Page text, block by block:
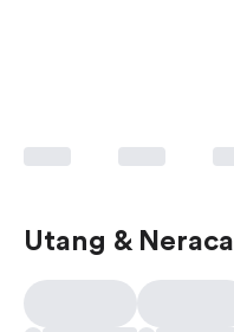
Utang & Neraca